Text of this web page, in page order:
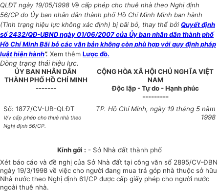
QLĐT ngày 19/05/1998 Về cấp phép cho thuê nhà theo Nghị định
56/CP do Ủy ban nhân dân thành phố Hồ Chí Minh Minh ban hành
(Tình trạng hiệu lực không xác định) bị bãi bỏ, thay thế bởi Quyết định
số 2432/QĐ-UBND ngày 01/06/2007 của Ủy ban nhân dân thành phố
Hồ Chí Minh Bãi bỏ các văn bản không còn phù hợp với quy định pháp
luật hiện hành”. Xem thêm Lược đồ.
Dòng trạng thái hiệu lực.
ỦY BAN NHÂN DÂN
THÀNH PHỐ HỒ CHÍ MINH
-------
CỘNG HÒA XÃ HỘI CHỦ NGHĨA VIỆT
NAM
Độc lập - Tự do - Hạnh phúc
---------
Số: 1877/CV-UB-QLĐT
V/v cấp phép cho thuê nhà theo
Nghị định 56/CP.
TP. Hồ Chí Minh, ngày 19 tháng 5 năm
1998
Kính gởi : - Sở Nhà đất thành phố
Xét báo cáo và đề nghị của Sở Nhà đất tại công văn số 2895/CV-ĐBN
ngày 19/3/1998 về việc cho người đang mua trả góp nhà thuộc sở hữu
Nhà nước theo Nghị định 61/CP được cấp giấy phép cho người nước
ngoài thuê nhà.